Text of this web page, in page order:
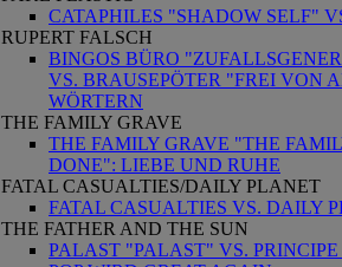
CATAPHILES "SHADOW SELF"
RUPERT FALSCH
BINGOS BÜRO
VS. BRAUSEPÖTER "FREI VON
WÖRTERN
THE FAMILY GRAVE
THE FAMILY GRAVE "THE
DONE": LIEBE UND RUHE
FATAL CASUALTIES/DAILY PLANET
FATAL CASUALTIES VS. DAILY
THE FATHER AND THE SUN
PALAST "PALAST" VS.